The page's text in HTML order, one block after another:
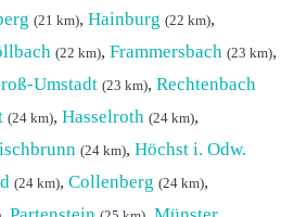
(21 km), Hainburg (22 km),
(22 km), Frammersbach (23 km),
Umstadt (23 km), Rechtenbach
(24 km), Hasselroth (24 km),
(24 km), Höchst i. Odw.
(24 km), Collenberg (24 km),